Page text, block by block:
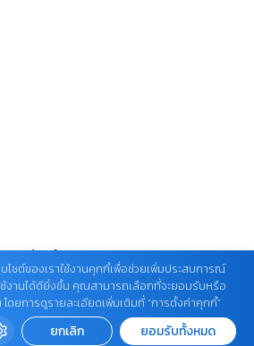
อร์เปอเรชั่นส์ จำกัด (มหาชน)
รียน
บไซต์ของเราใช้งานคุกกี้เพื่อช่วยเพิ่มประสบการณ์
ช้งานได้ดียิ่งขึ้น คุณสามารถเลือกที่จะยอมรับหรือ
ดยการดูรายละเอียดเพิ่มเติมที่ “การตั้งค่าคุกกี้”
ยกเลิก ยอมรับทั้งหมด